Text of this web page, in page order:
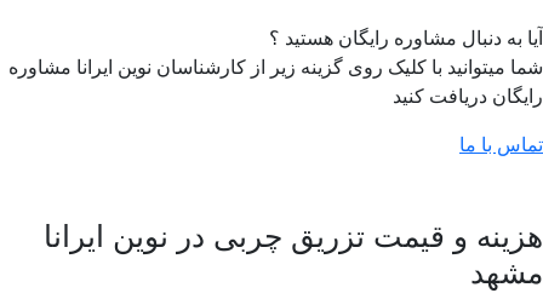
آیا به دنبال مشاوره رایگان هستید ؟
شما میتوانید با کلیک روی گزینه زیر از کارشناسان نوین ایرانا مشاوره
رایگان دریافت کنید
تماس با ما
هزینه و قیمت تزریق چربی در نوین ایرانا
مشهد